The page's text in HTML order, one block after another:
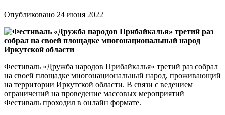
Опубликовано 24 июня 2022
Фестиваль «Дружба народов Прибайкалья» третий раз собрал
на своей площадке многонациональный народ, проживающий
на территории Иркутской области. В связи с ведением
ограничений на проведение массовых мероприятий
Фестиваль проходил в онлайн формате.